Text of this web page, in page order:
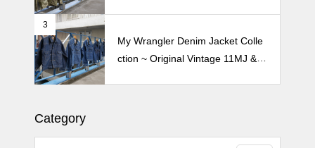
3
My Wrangler Denim Jacket Colle
ction ~ Original Vintage 11MJ & 1
Category